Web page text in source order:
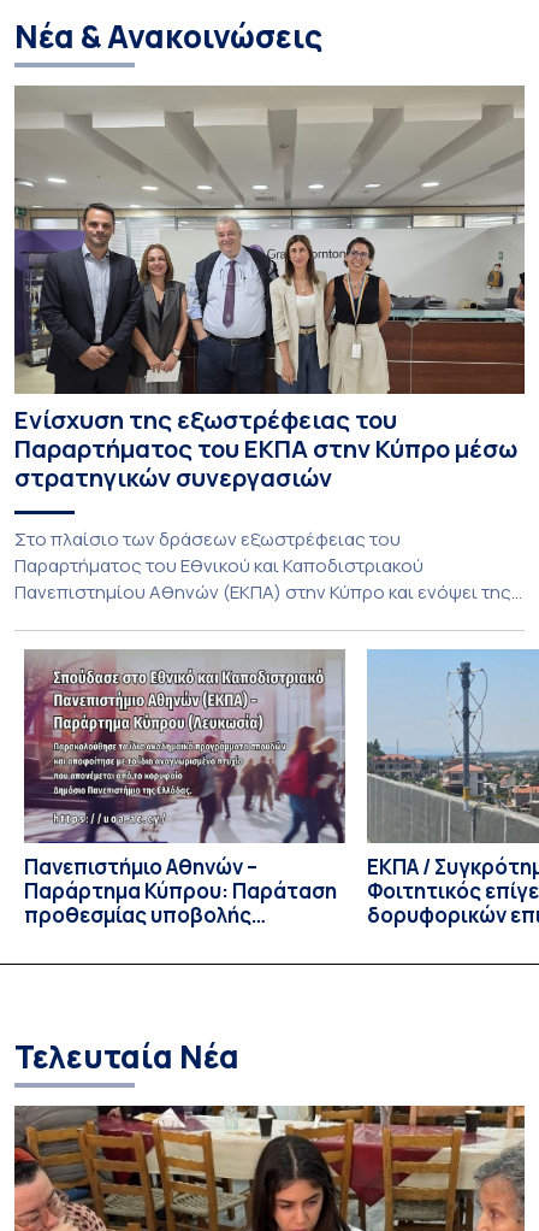
Νέα & Ανακοινώσεις
Ενίσχυση της εξωστρέφειας του
Παραρτήματος του ΕΚΠΑ στην Κύπρο μέσω
στρατηγικών συνεργασιών
Στο πλαίσιο των δράσεων εξωστρέφειας του
Παραρτήματος του Εθνικού και Καποδιστριακού
Πανεπιστημίου Αθηνών (ΕΚΠΑ) στην Κύπρο και ενόψει της
Τμήματος Οικονομικών Επιστημών και του Τμήματος
Διοίκησης Επιχειρήσεων και Οργανισμών τον Σεπτέμβριο
του 2026, ο Κοσμήτορας της Σχολής Οικονομικών και
Πολιτικών Επιστημών, Καθηγητής Νικόλαος Ηρειώτης, και ο
Πρόεδρος του Τμήματος […]
Πανεπιστήμιο Αθηνών –
Παράρτημα Κύπρου: Παράταση
προθεσμίας υποβολής
υποψηφίων
ΕΚΠΑ /
Φοιτητικός
δορυφορικών
Τελευταία Νέα